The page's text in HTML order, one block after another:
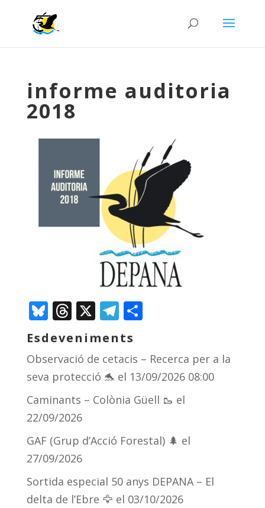
informe auditoria
2018
Bluesky
Threads
X Telegram
Comparteix
Esdeveniments
Observació de cetacis – Recerca per a la
seva protecció 🐬 el 13/09/2026 08:00
Caminants – Colònia Güell 🥾 el
22/09/2026
GAF (Grup d’Acció Forestal) 🌲 el
27/09/2026
Sortida especial 50 anys DEPANA – El
delta de l’Ebre 🦅 el 03/10/2026